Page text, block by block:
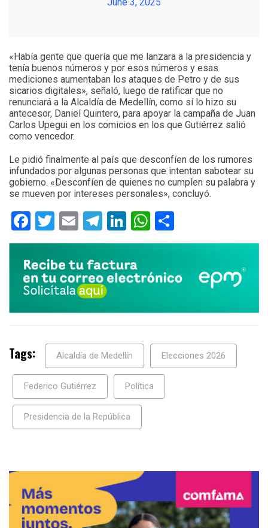
«Había gente que quería que me lanzara a la presidencia y
tenía buenos números y por esos números y esas
mediciones aumentaban los ataques de Petro y de sus
sicarios digitales», señaló, luego de ratificar que no
renunciará a la Alcaldía de Medellín, como sí lo hizo su
antecesor, Daniel Quintero, para apoyar la campaña de Juan
Carlos Upegui en los comicios en los que Gutiérrez salió
como vencedor.
Le pidió finalmente al país que desconfíen de los rumores
infundados por algunas personas que intentan sabotear su
gobierno. «Desconfíen de quienes no cumplen su palabra y
se mueven por intereses personales», concluyó.
Facebook
Twitter
EmailTelegram
LinkedIn
WhatsApp
Tags: Alcaldía de Medellín Elecciones 2026
Federico Gutiérrez Política
Presidencia de la República